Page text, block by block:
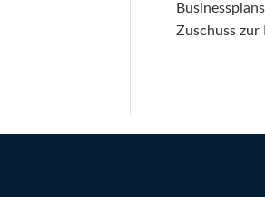
Businessplans
Zuschuss zur